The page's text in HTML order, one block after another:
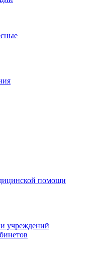
помощи
учреждений